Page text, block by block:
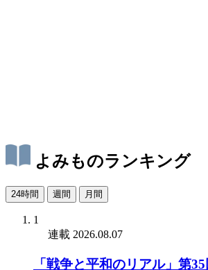
よみものランキング
24時間 週間 月間
1
連載 2026.08.07
「戦争と平和のリアル」第